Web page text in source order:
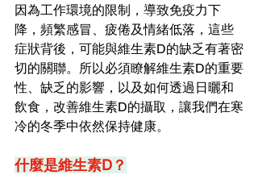
因為工作環境的限制，導致免疫力下
降，頻繁感冒、疲倦及情緒低落，這些
症狀背後，可能與維生素D的缺乏有著密
切的關聯。所以必須瞭解維生素D的重要
性、缺乏的影響，以及如何透過日曬和
飲食，改善維生素D的攝取，讓我們在寒
冷的冬季中依然保持健康。
什麼是維生素D？